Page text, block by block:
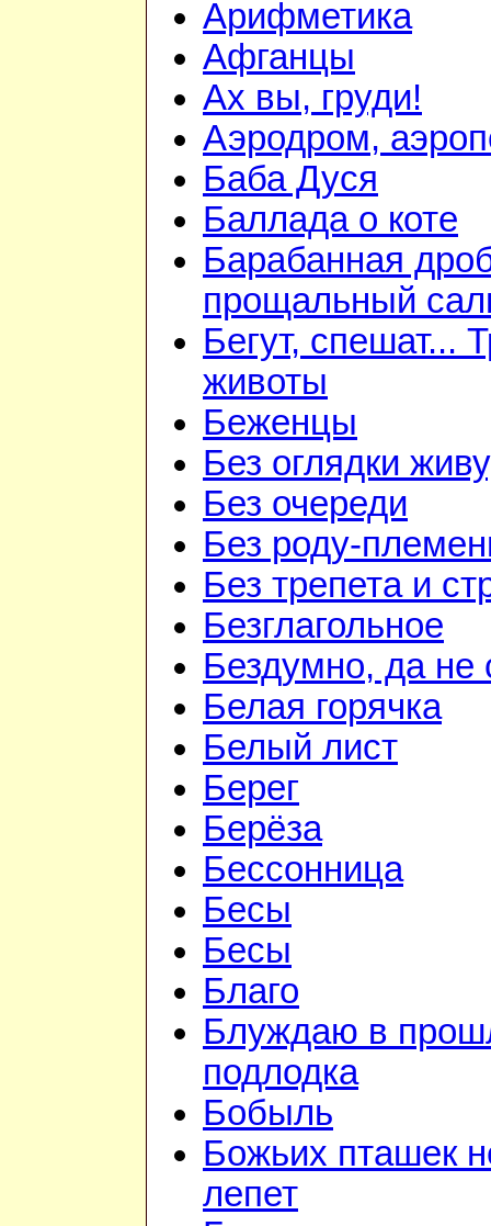
Арифметика
Афганцы
Ах вы, груди!
Аэродром,
Баба Дуся
Баллада о коте
Барабанная
прощальный
Бегут, спешат...
животы
Беженцы
Без оглядки
Без очереди
Без роду-
Без трепета и
Безглагольное
Бездумно, да не
Белая горячка
Белый лист
Берег
Берёза
Бессонница
Бесы
Бесы
Благо
Блуждаю в
подлодка
Бобыль
Божьих пташек
лепет